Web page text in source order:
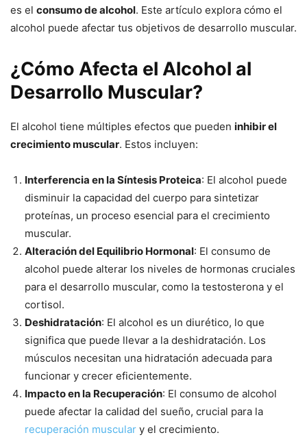
es el consumo de alcohol. Este artículo explora cómo el
alcohol puede afectar tus objetivos de desarrollo muscular.
¿Cómo Afecta el Alcohol al
Desarrollo Muscular?
El alcohol tiene múltiples efectos que pueden inhibir el
crecimiento muscular. Estos incluyen:
Interferencia en la Síntesis Proteica: El alcohol puede
disminuir la capacidad del cuerpo para sintetizar
proteínas, un proceso esencial para el crecimiento
muscular.
Alteración del Equilibrio Hormonal: El consumo de
alcohol puede alterar los niveles de hormonas cruciales
para el desarrollo muscular, como la testosterona y el
cortisol.
Deshidratación: El alcohol es un diurético, lo que
significa que puede llevar a la deshidratación. Los
músculos necesitan una hidratación adecuada para
funcionar y crecer eficientemente.
Impacto en la Recuperación: El consumo de alcohol
puede afectar la calidad del sueño, crucial para la
recuperación muscular y el crecimiento.